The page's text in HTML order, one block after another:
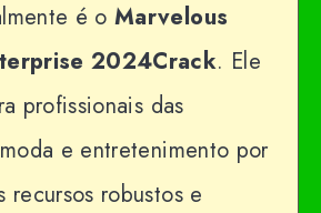
é oMarvelous
2024Crack. Ele
profissionais das
e entretenimento por
recursos robustos e